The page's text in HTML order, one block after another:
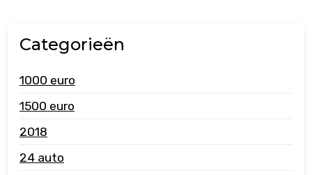
Categorieën
1000 euro
1500 euro
2018
24 auto